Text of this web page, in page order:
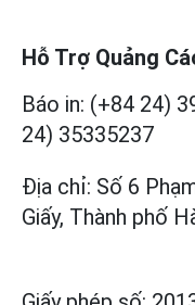
Hỗ Trợ Quảng
Báo in: (+84 24)
24) 35335237
Địa chỉ: Số 6
Giấy, Thành phố